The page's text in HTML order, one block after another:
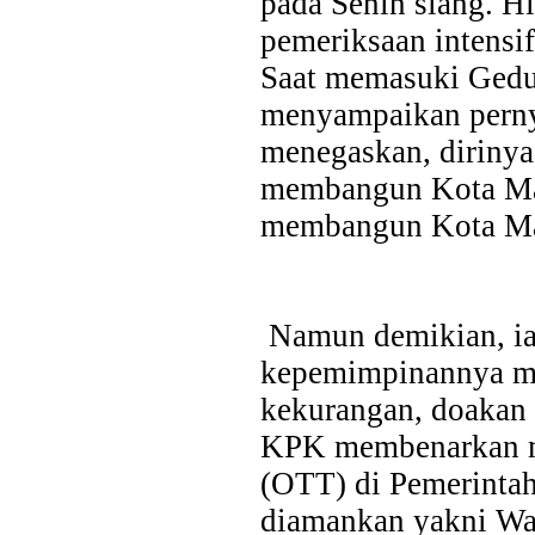
HONG KONG, KORANRAKYAT.COM24 Juli 2026. PT
Tbk (Bank Jatim) terus memperkuat komitmennya dalam
keuangan bagi Pekerja Migran Indonesia (PMI). Komitmen
penandatanganan Perjanjian Kerja Sama (PKS) antara...
pemeriksaan
Saat memasuki
menyampaikan
menegaskan,
membangun Kota
membangun Kota
Namun demikian,
kepemimpinannya
kekurangan,
KPK membenarkan
(OTT) di
diamankan yakni